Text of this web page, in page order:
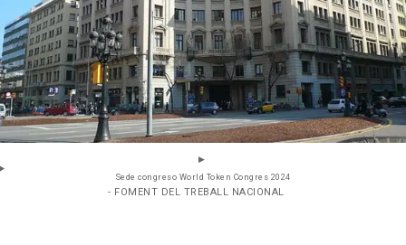
Sede congreso World Token Congres 2024
- FOMENT DEL TREBALL NACIONAL